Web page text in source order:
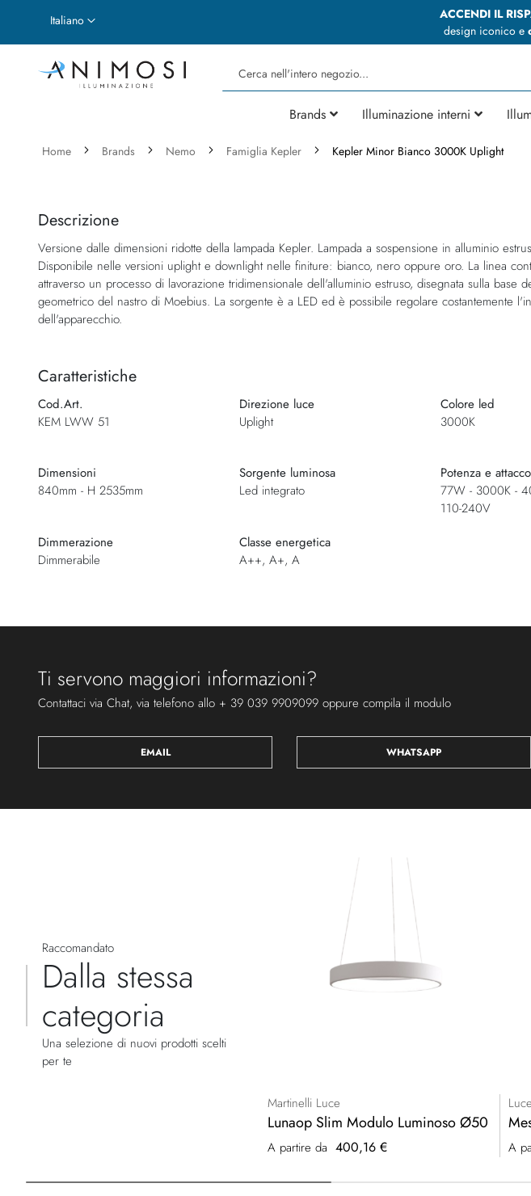
ACCENDI IL
design iconico e
Lingua
Italiano
Cerca
Brands Illuminazione interni
Home Brands Nemo Famiglia Kepler Kepler Minor Bianco 3000K Uplight
fine
galleria
di
immagini
della
di
immagini
Descrizione
Versione dalle dimensioni ridotte della lampada Kepler. Lampada a sospensione in alluminio
Disponibile nelle versioni uplight e downlight nelle finiture: bianco, nero oppure oro. La linea
attraverso un processo di lavorazione tridimensionale dell'alluminio estruso, disegnata sulla base
geometrico del nastro di Moebius. La sorgente è a LED ed è possibile regolare costantemente
dell'apparecchio.
Caratteristiche
Cod.Art.
KEM LWW 51
Direzione luce
Uplight
Colore led
3000K
Dimensioni
840mm - H 2535mm
Sorgente luminosa
Led integrato
Potenza e attacco
77W - 3000K -
110-240V
Dimmerazione
Dimmerabile
Classe energetica
A++, A+, A
Ti servono maggiori informazioni?
Contattaci via Chat, via telefono allo + 39 039 9909099 oppure compila il modulo
EMAIL WHATSAPP
Raccomandato
Dalla stessa
categoria
Una selezione di nuovi prodotti scelti
per te
Martinelli Luce
Lunaop Slim Modulo Luminoso Ø50
A partire da 400,16 € A